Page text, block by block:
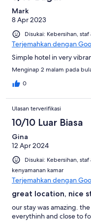
Mark
8 Apr 2023
Disukai: Kebersihan,
Terjemahkan dengan
Simple hotel in very
Menginap 2 malam pada
0
Ulasan terverifikasi
10/10 Luar Biasa
Gina
12 Apr 2024
Disukai: Kebersihan,
kenyamanan kamar
Terjemahkan dengan
great location, nice
our stay was amazing.
everythinh and close to